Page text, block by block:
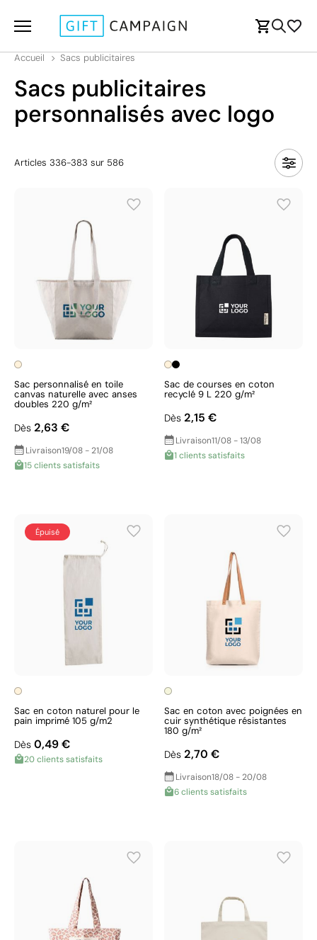
Accueil Sacs publicitaires
Sacs publicitaires
personnalisés avec logo
Articles 336-383 sur 586
Sac personnalisé en toile
canvas naturelle avec anses
doubles 220 g/m²
Dès 2,63 €
Livraison19/08 - 21/08
15 clients satisfaits
Sac de courses en coton
recyclé 9 L 220 g/m²
Dès 2,15 €
Livraison11/08 - 13/08
1 clients satisfaits
Épuisé
Sac en coton naturel pour le
pain imprimé 105 g/m2
Dès 0,49 €
20 clients satisfaits
Sac en coton avec poignées en
cuir synthétique résistantes
180 g/m²
Dès 2,70 €
Livraison18/08 - 20/08
6 clients satisfaits